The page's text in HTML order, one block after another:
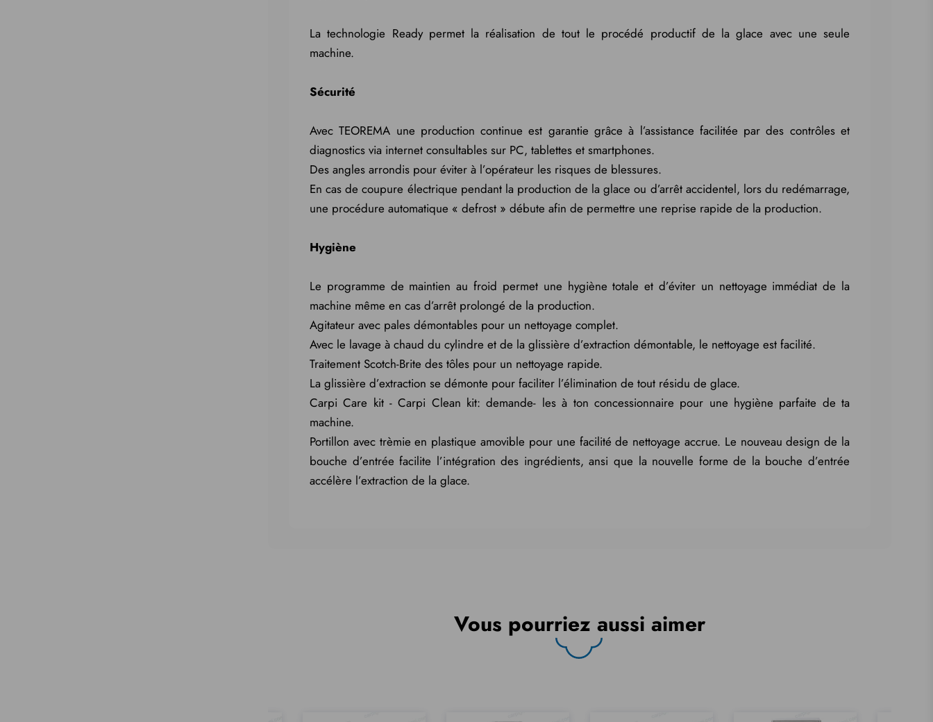
La technologie Ready permet la réalisation de tout le procédé productif de la glace avec une seule
machine.
Sécurité
Avec TEOREMA une production continue est garantie grâce à l’assistance facilitée par des contrôles et
diagnostics via internet consultables sur PC, tablettes et smartphones.
Des angles arrondis pour éviter à l’opérateur les risques de blessures.
En cas de coupure électrique pendant la production de la glace ou d’arrêt accidentel, lors du redémarrage,
une procédure automatique « defrost » débute afin de permettre une reprise rapide de la production.
Hygiène
Le programme de maintien au froid permet une hygiène totale et d’éviter un nettoyage immédiat de la
machine même en cas d’arrêt prolongé de la production.
Agitateur avec pales démontables pour un nettoyage complet.
Avec le lavage à chaud du cylindre et de la glissière d’extraction démontable, le nettoyage est facilité.
Traitement Scotch-Brite des tôles pour un nettoyage rapide.
La glissière d’extraction se démonte pour faciliter l’élimination de tout résidu de glace.
Carpi Care kit - Carpi Clean kit: demande- les à ton concessionnaire pour une hygiène parfaite de ta
machine.
Portillon avec trèmie en plastique amovible pour une facilité de nettoyage accrue. Le nouveau design de la
bouche d’entrée facilite l’intégration des ingrédients, ansi que la nouvelle forme de la bouche d’entrée
accélère l’extraction de la glace.
Vous pourriez aussi aimer